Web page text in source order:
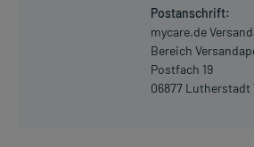
Postanschrift:
mycare.de
Bereich
Postfach 19
06877